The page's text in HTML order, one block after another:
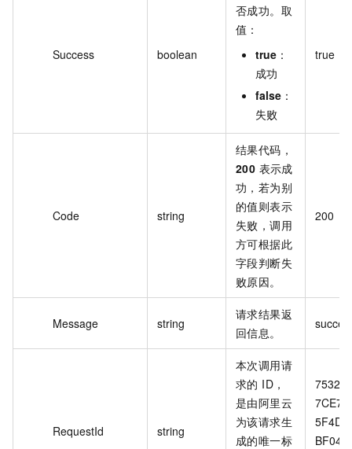
Success boolean
否成功。取
值：
true ：
成功
false ：
失败
true
Code string
结果代码，
200 表示成
功，若为别
的值则表示
失败，调用
方可根据此
字段判断失
败原因。
200
Message string
请求结果返
回信息。
RequestId string
本次调用请
求的 ID，
是由阿里云
为该请求生
成的唯一标
7CE7-
5F4D-
BF04-